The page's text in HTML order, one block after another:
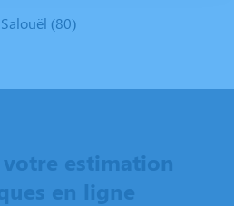
Salouël (80)
votre estimation
en ligne